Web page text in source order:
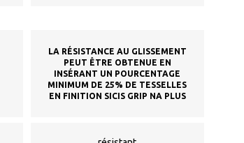
LA RÉSISTANCE AU GLISSEMENT
PEUT ÊTRE OBTENUE EN
INSÉRANT UN POURCENTAGE
MINIMUM DE 25% DE TESSELLES
EN FINITION SICIS GRIP NA PLUS